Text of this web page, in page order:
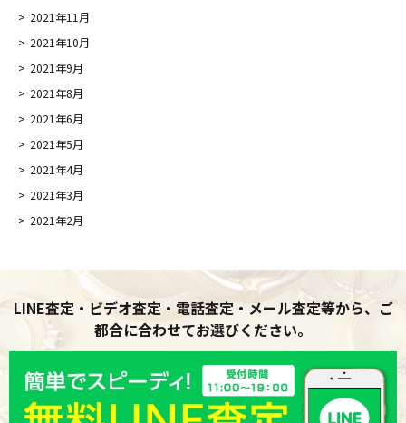
2021年11月
2021年10月
2021年9月
2021年8月
2021年6月
2021年5月
2021年4月
2021年3月
2021年2月
LINE査定・ビデオ査定・電話査定・メール査定等から、ご
都合に合わせてお選びください。